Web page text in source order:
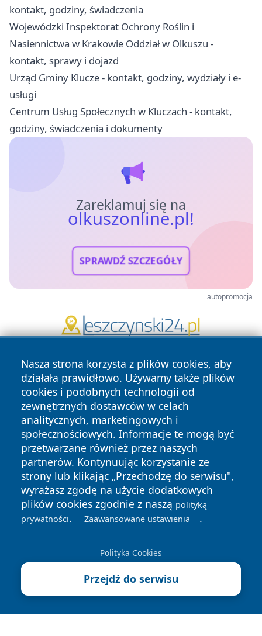
kontakt, godziny, świadczenia
Wojewódzki Inspektorat Ochrony Roślin i
Nasiennictwa w Krakowie Oddział w Olkuszu -
kontakt, sprawy i dojazd
Urząd Gminy Klucze - kontakt, godziny, wydziały i e-
usługi
Centrum Usług Społecznych w Kluczach - kontakt,
godziny, świadczenia i dokumenty
Zareklamuj się na
olkuszonline.pl!
SPRAWDŹ SZCZEGÓŁY
autopromocja
Nasza strona korzysta z plików cookies, aby
działała prawidłowo. Używamy także plików
cookies i podobnych technologii od
zewnętrznych dostawców w celach
analitycznych, marketingowych i
społecznościowych. Informacje te mogą być
przetwarzane również przez naszych
partnerów. Kontynuując korzystanie ze
strony lub klikając „Przechodzę do serwisu",
wyrażasz zgodę na użycie dodatkowych
plików cookies zgodnie z naszą polityką
prywatności. Zaawansowane ustawienia .
Polityka Cookies
Przejdź do serwisu
Copyright © 2026 olkuszonline.pl Wszystkie prawa
zastrzeżone.
News Autorzy
Polityka
Prywatności
Polityka
Cookies